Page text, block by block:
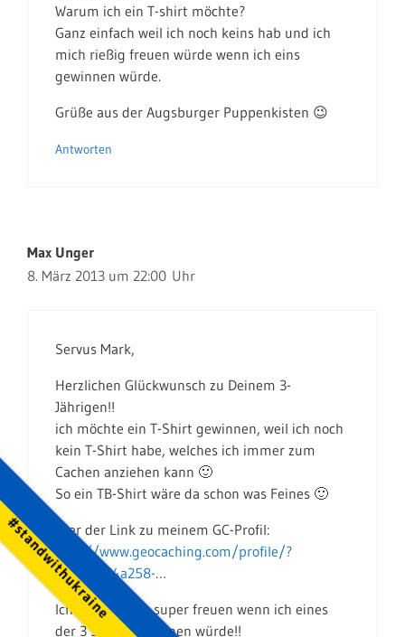
#standwithukraine
Warum ich ein T-shirt möchte?
Ganz einfach weil ich noch keins hab und ich
mich rießig freuen würde wenn ich eins
gewinnen würde.
Grüße aus der Augsburger Puppenkisten 😉
Antworten
Max Unger
8. März 2013 um 22:00 Uhr
Servus Mark,
Herzlichen Glückwunsch zu Deinem 3-
Jährigen!!
ich möchte ein T-Shirt gewinnen, weil ich noch
kein T-Shirt habe, welches ich immer zum
Cachen anziehen kann 🙂
So ein TB-Shirt wäre da schon was Feines 🙂
Hier der Link zu meinem GC-Profil:
http://www.geocaching.com/profile/?
guid=ca34a258-…
Ich würde mich super freuen wenn ich eines
der 3 Shirts gewinnen würde!!